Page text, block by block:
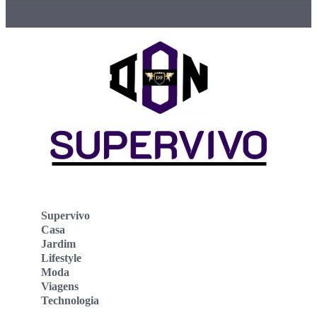
Supervivo
Casa
Jardim
Lifestyle
Moda
Viagens
Technologia